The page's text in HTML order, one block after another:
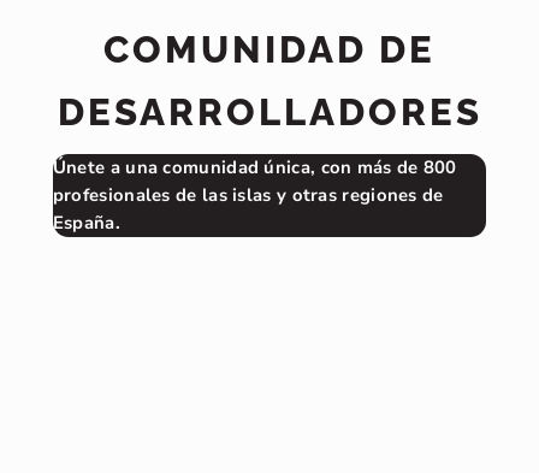
COMUNIDAD DE
DESARROLLADORES
Únete a una comunidad única, con más de 800
profesionales de las islas y otras regiones de
España.